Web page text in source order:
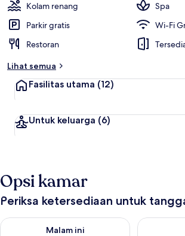
Kolam renang
Spa
Parkir gratis
Wi-Fi
Restoran
Lihat semua
Fasilitas utama (12)
Untuk keluarga (6)
Opsi kamar
Periksa ketersediaan untuk
Malam ini
Periksa ketersediaan untuk malam ini Agu 7
Periksa